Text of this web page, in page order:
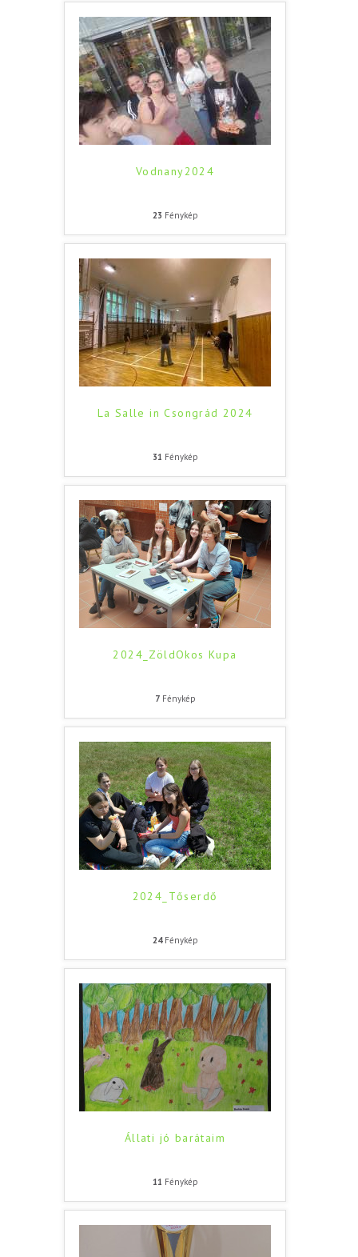
Vodnany2024
23 Fénykép
La Salle in Csongrád 2024
31 Fénykép
2024_ZöldOkos Kupa
7Fénykép
2024_Tőserdő
24Fénykép
Állati jó barátaim
11 Fénykép